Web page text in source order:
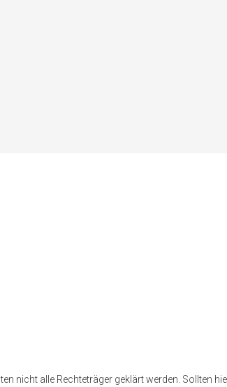
nicht alle Rechteträger geklärt werden. Sollten